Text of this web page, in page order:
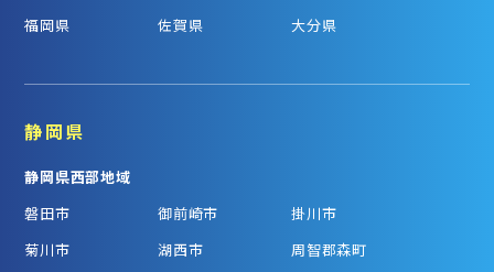
福岡県
佐賀県 大分県
静岡県
静岡県西部地域
磐田市
御前崎市
掛川市
菊川市
湖西市
周智郡森町